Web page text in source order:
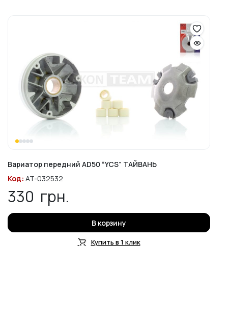
Вариатор передний AD50 “YCS” ТАЙВАНЬ
Код: AT-032532
330 грн.
В корзину
Купить в 1 клик